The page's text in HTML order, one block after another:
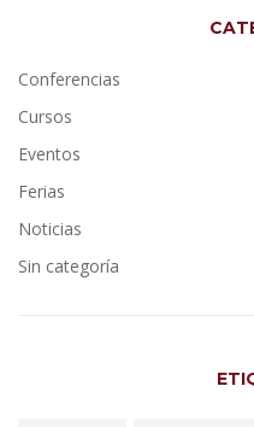
Conferencias
Cursos
Eventos
Ferias
Noticias
Sin categoría